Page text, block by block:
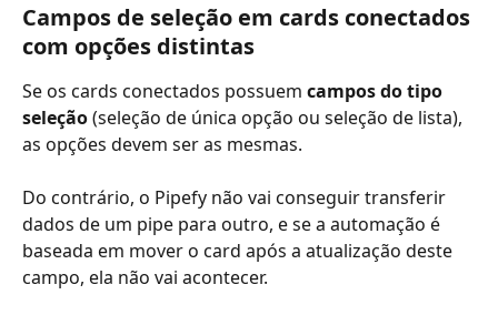
Campos de seleção em cards conectados
com opções distintas
Se os cards conectados possuem campos do tipo
seleção (seleção de única opção ou seleção de lista),
as opções devem ser as mesmas.
Do contrário, o Pipefy não vai conseguir transferir
dados de um pipe para outro, e se a automação é
baseada em mover o card após a atualização deste
campo, ela não vai acontecer.